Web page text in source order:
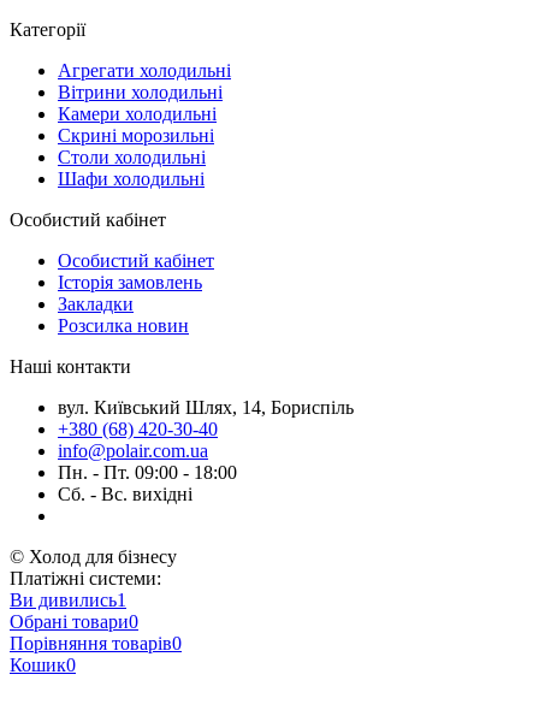
Категорії
Агрегати холодильні
Вітрини холодильні
Камери холодильні
Скрині морозильні
Столи холодильні
Шафи холодильні
Особистий кабінет
Особистий кабінет
Історія замовлень
Закладки
Розсилка новин
Наші контакти
вул. Київський Шлях, 14, Бориспіль
+380 (68) 420-30-40
info@polair.com.ua
Пн. - Пт. 09:00 - 18:00
Сб. - Вс. вихідні
© Холод для бізнесу
Платіжні системи:
Ви дивились1
Обрані товари0
Порівняння товарів0
Кошик0